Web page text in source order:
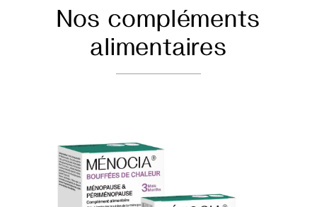
Nos compléments
alimentaires